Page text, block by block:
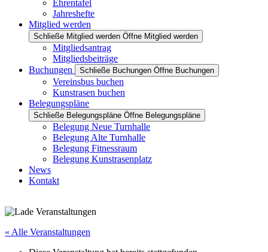
Ehrentafel
Jahreshefte
Mitglied werden
Schließe Mitglied werden Öffne Mitglied werden
Mitgliedsantrag
Mitgliedsbeiträge
Buchungen
Schließe Buchungen Öffne Buchungen
Vereinsbus buchen
Kunstrasen buchen
Belegungspläne
Schließe Belegungspläne Öffne Belegungspläne
Belegung Neue Turnhalle
Belegung Alte Turnhalle
Belegung Fitnessraum
Belegung Kunstrasenplatz
News
Kontakt
« Alle Veranstaltungen